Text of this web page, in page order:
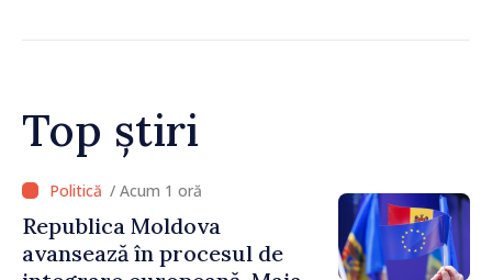
Top știri
/ Acum 1 oră
Republica Moldova
avansează în procesul de